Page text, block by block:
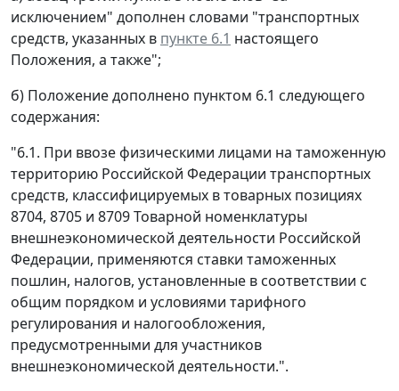
исключением" дополнен словами "транспортных
средств, указанных в пункте 6.1 настоящего
Положения, а также";
б) Положение дополнено пунктом 6.1 следующего
содержания:
"6.1. При ввозе физическими лицами на таможенную
территорию Российской Федерации транспортных
средств, классифицируемых в товарных позициях
8704, 8705 и 8709 Товарной номенклатуры
внешнеэкономической деятельности Российской
Федерации, применяются ставки таможенных
пошлин, налогов, установленные в соответствии с
общим порядком и условиями тарифного
регулирования и налогообложения,
предусмотренными для участников
внешнеэкономической деятельности.".